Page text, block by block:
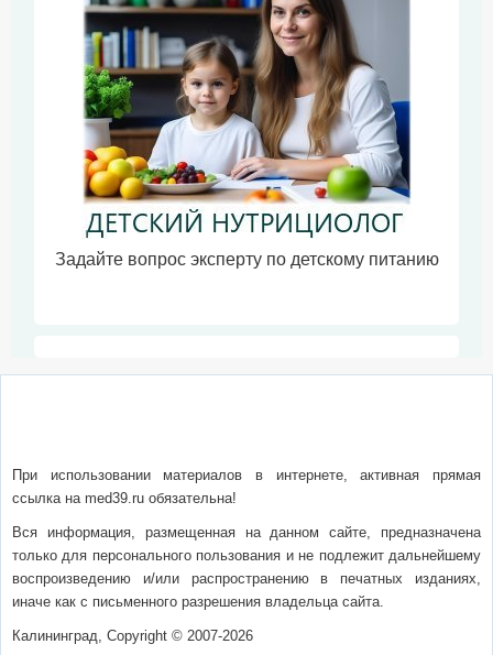
Задайте вопрос эксперту по детскому питанию
При использовании материалов в интернете, активная прямая
ссылка на med39.ru обязательна!
Вся информация, размещенная на данном сайте, предназначена
только для персонального пользования и не подлежит дальнейшему
воспроизведению и/или распространению в печатных изданиях,
иначе как с письменного разрешения владельца сайта.
Калининград, Copyright © 2007-2026